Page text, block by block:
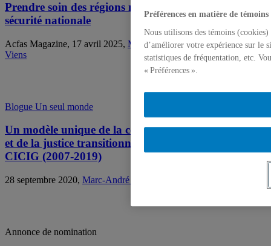
Prendre soin des régions minières au nom de la
sécurité nationale
Acfas Magazine, 17 avril 2025, Marc-André Anzueto,Catherine
Viens
Blogue Un seul monde
Un modèle unique de la coopération internationale
et de la justice transitionnelle: l’expérience de la
CICIG (2007-2019)
28 septembre 2020, Marc-André Anzueto
Annonce de nomination
Préférences en matière de témoins
Nous utilisons des témoins
d’améliorer votre expérience sur le
statistiques de fréquentation, etc.
« Préférences ».